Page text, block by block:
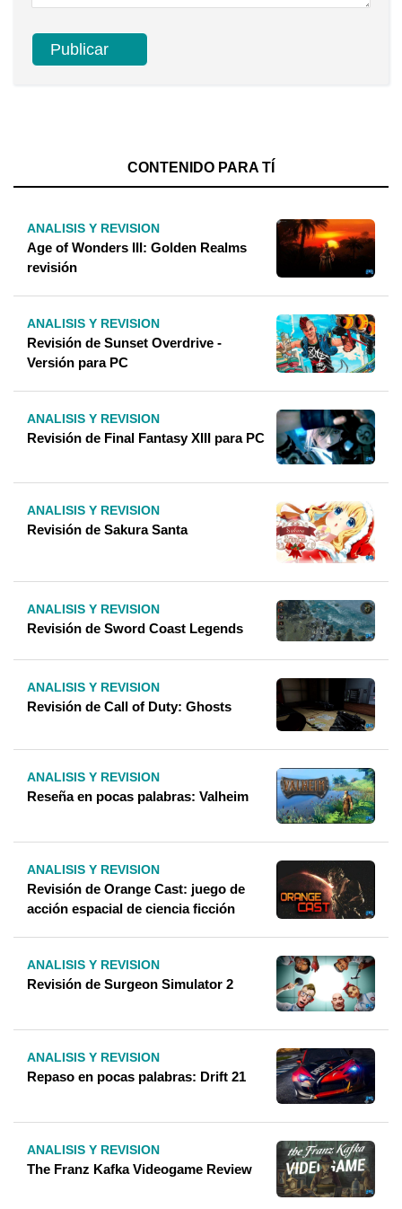
CONTENIDO PARA TÍ
ANALISIS Y REVISION
Age of Wonders III: Golden Realms
revisión
ANALISIS Y REVISION
Revisión de Sunset Overdrive -
Versión para PC
ANALISIS Y REVISION
Revisión de Final Fantasy XIII para PC
ANALISIS Y REVISION
Revisión de Sakura Santa
ANALISIS Y REVISION
Revisión de Sword Coast Legends
ANALISIS Y REVISION
Revisión de Call of Duty: Ghosts
ANALISIS Y REVISION
Reseña en pocas palabras: Valheim
ANALISIS Y REVISION
Revisión de Orange Cast: juego de
acción espacial de ciencia ficción
ANALISIS Y REVISION
Revisión de Surgeon Simulator 2
ANALISIS Y REVISION
Repaso en pocas palabras: Drift 21
ANALISIS Y REVISION
The Franz Kafka Videogame Review